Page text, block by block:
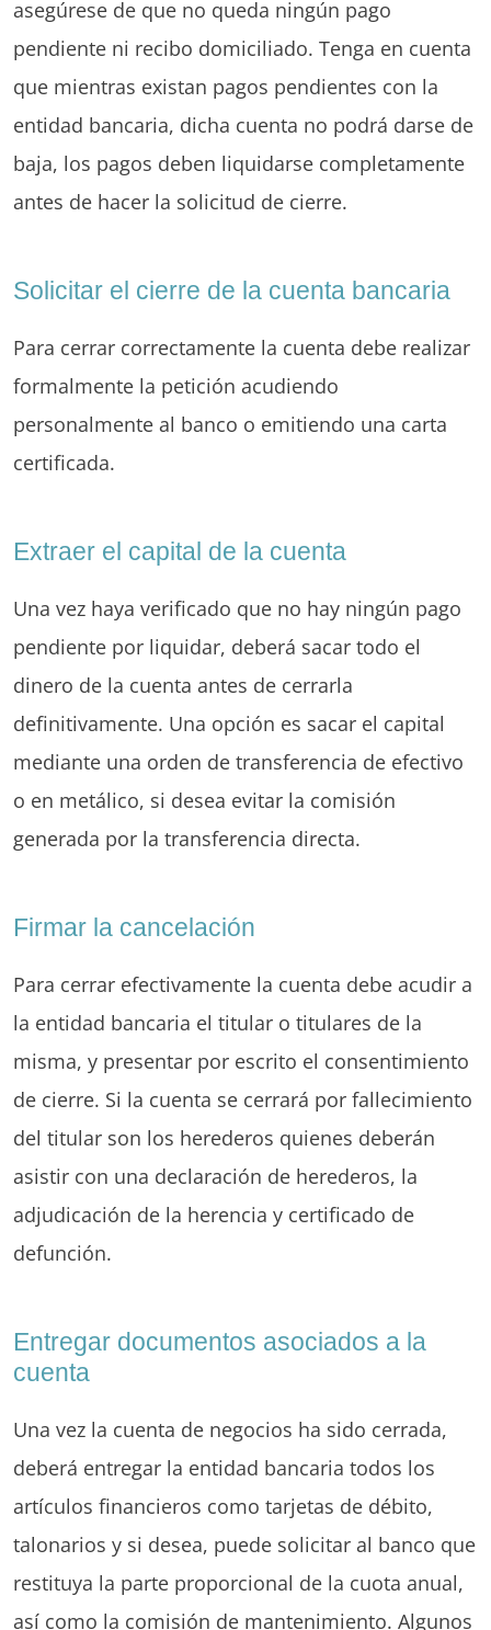
asegúrese de que no queda ningún pago
pendiente ni recibo domiciliado. Tenga en cuenta
que mientras existan pagos pendientes con la
entidad bancaria, dicha cuenta no podrá darse de
baja, los pagos deben liquidarse completamente
antes de hacer la solicitud de cierre.
Solicitar el cierre de la cuenta bancaria
Para cerrar correctamente la cuenta debe realizar
formalmente la petición acudiendo
personalmente al banco o emitiendo una carta
certificada.
Extraer el capital de la cuenta
Una vez haya verificado que no hay ningún pago
pendiente por liquidar, deberá sacar todo el
dinero de la cuenta antes de cerrarla
definitivamente. Una opción es sacar el capital
mediante una orden de transferencia de efectivo
o en metálico, si desea evitar la comisión
generada por la transferencia directa.
Firmar la cancelación
Para cerrar efectivamente la cuenta debe acudir a
la entidad bancaria el titular o titulares de la
misma, y presentar por escrito el consentimiento
de cierre. Si la cuenta se cerrará por fallecimiento
del titular son los herederos quienes deberán
asistir con una declaración de herederos, la
adjudicación de la herencia y certificado de
defunción.
Entregar documentos asociados a la
cuenta
Una vez la cuenta de negocios ha sido cerrada,
deberá entregar la entidad bancaria todos los
artículos financieros como tarjetas de débito,
talonarios y si desea, puede solicitar al banco que
restituya la parte proporcional de la cuota anual,
así como la comisión de mantenimiento. Algunos